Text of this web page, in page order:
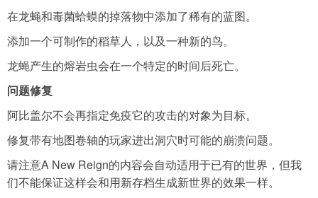
在龙蝇和毒菌蛤蟆的掉落物中添加了稀有的蓝图。
添加一个可制作的稻草人，以及一种新的鸟。
龙蝇产生的熔岩虫会在一个特定的时间后死亡。
问题修复
阿比盖尔不会再指定免疫它的攻击的对象为目标。
修复带有地图卷轴的玩家进出洞穴时可能的崩溃问题。
请注意A New Reign的内容会自动适用于已有的世界，但我
们不能保证这样会和用新存档生成新世界的效果一样。